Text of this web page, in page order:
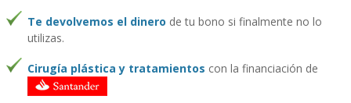
Te devolvemos el dinero de tu bono si finalmente no lo
utilizas.
Cirugía plástica y tratamientos con la financiación de